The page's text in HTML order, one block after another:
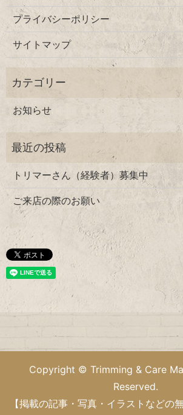
プライバシーポリシー
サイトマップ
お知らせ
トリマーさん（経験者）募集中
ご来店の際のお願い
Copyright © Trimming & Care
Reserved.
【掲載の記事・写真・イラストなどの